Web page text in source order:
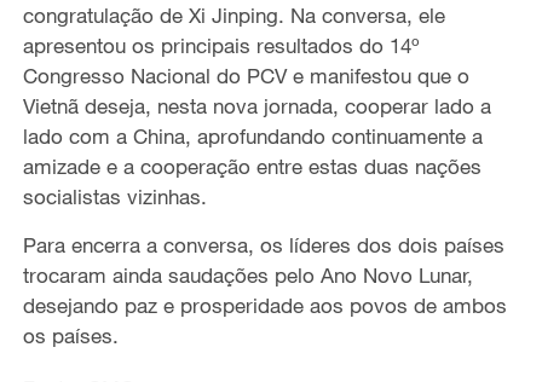
congratulação de Xi Jinping. Na conversa, ele
apresentou os principais resultados do 14º
Congresso Nacional do PCV e manifestou que o
Vietnã deseja, nesta nova jornada, cooperar lado a
lado com a China, aprofundando continuamente a
amizade e a cooperação entre estas duas nações
socialistas vizinhas.
Para encerra a conversa, os líderes dos dois países
trocaram ainda saudações pelo Ano Novo Lunar,
desejando paz e prosperidade aos povos de ambos
os países.